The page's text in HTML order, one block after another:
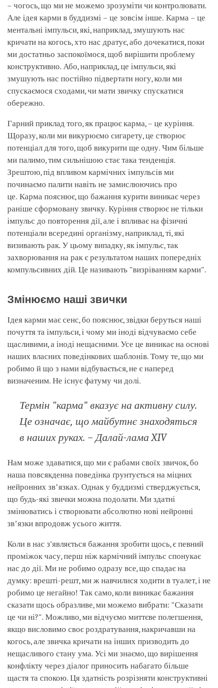
– чогось, що ми не можемо зрозуміти чи контролювати.
Але ідея карми в буддизмі – це зовсім інше. Карма – це
ментальні імпульси, які, наприклад, змушують нас
кричати на когось, хто нас дратує, або дочекатися, поки
ми достатньо заспокоїмося, щоб вирішити проблему
конструктивно. Або, наприклад, це імпульси, які
змушують нас постійно підвертати ногу, коли ми
спускаємося сходами, чи мати звичку спускатися
обережно.
Гарний приклад того, як працює карма, – це куріння.
Щоразу, коли ми викурюємо сигарету, це створює
потенціал для того, щоб викурити ще одну. Чим більше
ми палимо, тим сильнішою стає така тенденція.
Зрештою, під впливом кармічних імпульсів ми
починаємо палити навіть не замислюючись про
це. Карма пояснює, що бажання курити виникає через
раніше сформовану звичку. Куріння створює не тільки
імпульс до повторення дії, але і впливає на фізичні
потенціали всередині організму, наприклад, ті, які
визивають рак. У цьому випадку, як імпульс, так
захворювання на рак є результатом наших попередніх
компульсивних дій. Це називають "визріванням карми".
Змінюємо наші звички
Ідея карми має сенс, бо пояснює, звідки беруться наші
почуття та імпульси, і чому ми іноді відчуваємо себе
щасливими, а іноді нещасними. Усе це виникає на основі
наших власних поведінкових шаблонів. Тому те, що ми
робимо й що з нами відбувається, не є наперед
визначеним. Не існує фатуму чи долі.
Термін "карма" вказує на активну силу.
Це означає, що майбутнє знаходяться
в наших руках. – Далай-лама XIV
Нам може здаватися, що ми є рабами своїх звичок, бо
наша повсякденна поведінка ґрунтується на міцних
нейронних звʼязках. Однак у буддизмі стверджується,
що будь-які звички можна подолати. Ми здатні
змінюватись і створювати абсолютно нові нейронні
звʼязки впродовж усього життя.
Коли в нас з'являється бажання зробити щось, є певний
проміжок часу, перш ніж кармічний імпульс спонукає
нас до дії. Ми не робимо одразу все, що спадає на
думку: врешті-решт, ми ж навчилися ходити в туалет, і не
робимо це негайно! Так само, коли виникає бажання
сказати щось образливе, ми можемо вибрати: "Сказати
це чи ні?". Можливо, ми відчуємо миттєве полегшення,
якщо висловимо своє роздратування, накричавши на
когось, але звичка кричати на інших призводить до
нещасливого стану ума. Усі ми знаємо, що вирішення
конфлікту через діалог приносить набагато більше
щастя та спокою. Ця здатність розрізняти конструктивні